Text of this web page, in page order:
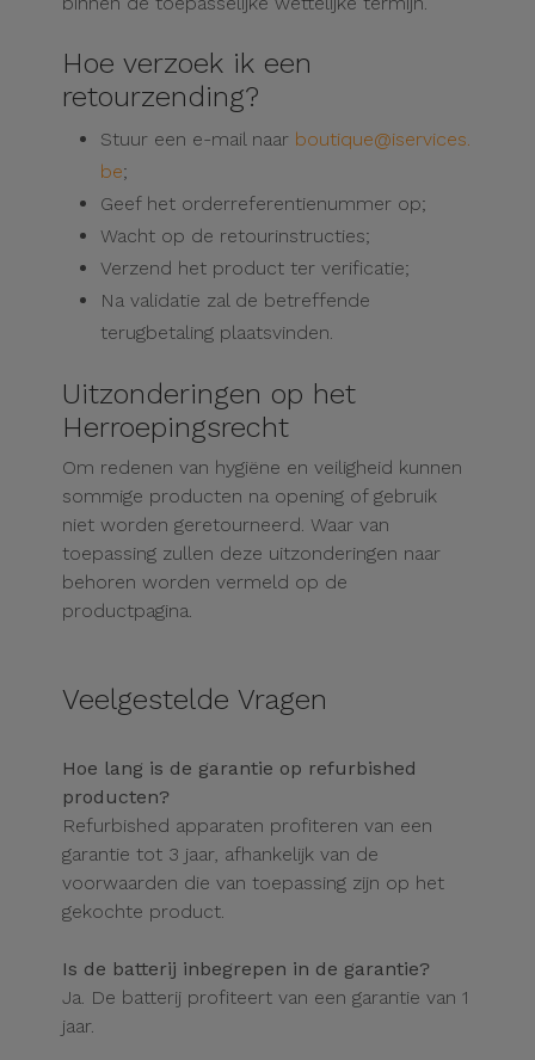
Hoe verzoek ik een
retourzending?
Stuur een e-mail naar boutique@iservices.
be;
Geef het orderreferentienummer op;
Wacht op de retourinstructies;
Verzend het product ter verificatie;
Na validatie zal de betreffende
terugbetaling plaatsvinden.
Uitzonderingen op het
Herroepingsrecht
Om redenen van hygiëne en veiligheid kunnen
sommige producten na opening of gebruik
niet worden geretourneerd. Waar van
toepassing zullen deze uitzonderingen naar
behoren worden vermeld op de
productpagina.
Veelgestelde Vragen
Hoe lang is de garantie op refurbished
producten?
Refurbished apparaten profiteren van een
garantie tot 3 jaar, afhankelijk van de
voorwaarden die van toepassing zijn op het
gekochte product.
Is de batterij inbegrepen in de garantie?
Ja. De batterij profiteert van een garantie van 1
jaar.